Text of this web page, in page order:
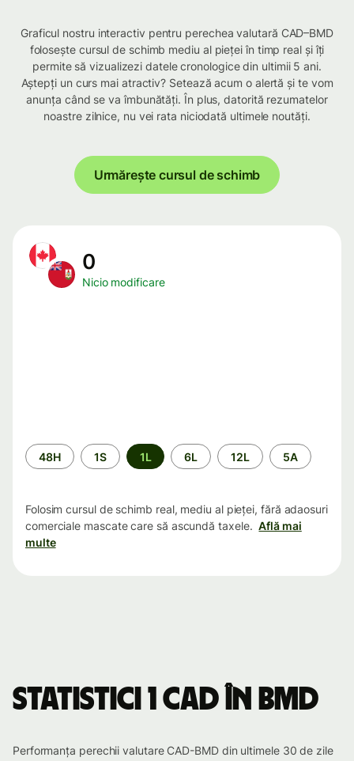
Graficul nostru interactiv pentru perechea valutară CAD–BMD
folosește cursul de schimb mediu al pieței în timp real și îți
permite să vizualizezi datele cronologice din ultimii 5 ani.
Aștepți un curs mai atractiv? Setează acum o alertă și te vom
anunța când se va îmbunătăți. În plus, datorită rezumatelor
noastre zilnice, nu vei rata niciodată ultimele noutăți.
Urmărește cursul de schimb
0
Nicio modificare
Perioada
48H 1S 1L 6L 12L 5A
Folosim cursul de schimb real, mediu al pieței, fără adaosuri
comerciale mascate care să ascundă taxele. Află mai
multe
Statistici 1 CAD în BMD
Performanța perechii valutare CAD-BMD din ultimele 30 de zile